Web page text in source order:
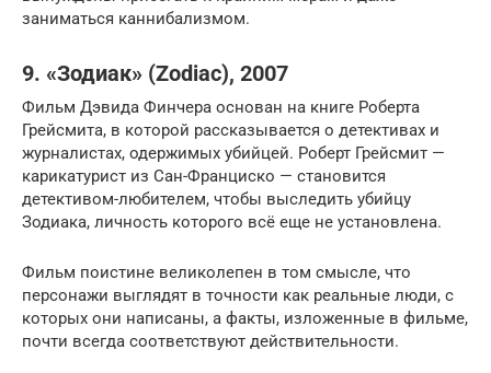
заниматься каннибализмом.
9. «Зодиак» (Zodiac), 2007
Фильм Дэвида Финчера основан на книге Роберта
Грейсмита, в которой рассказывается о детективах и
журналистах, одержимых убийцей. Роберт Грейсмит —
карикатурист из Сан-Франциско — становится
детективом-любителем, чтобы выследить убийцу
Зодиака, личность которого всё еще не установлена.
Фильм поистине великолепен в том смысле, что
персонажи выглядят в точности как реальные люди, с
которых они написаны, а факты, изложенные в фильме,
почти всегда соответствуют действительности.